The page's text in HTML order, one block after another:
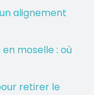
alignement
moselle : où
retirer le